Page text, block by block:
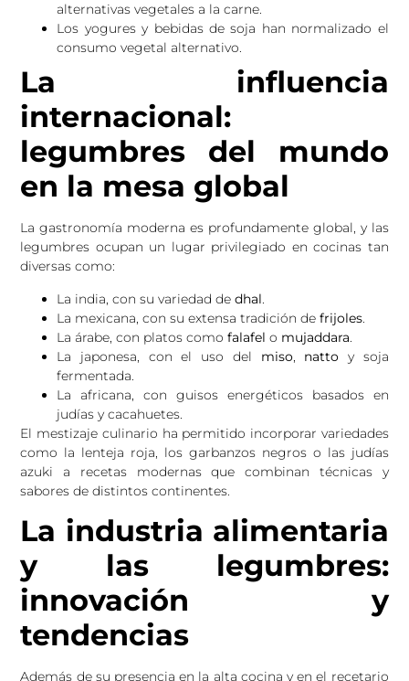
alternativas vegetales a la carne.
Los yogures y bebidas de soja han normalizado el
consumo vegetal alternativo.
La influencia
internacional:
legumbres del mundo
en la mesa global
La gastronomía moderna es profundamente global, y las
legumbres ocupan un lugar privilegiado en cocinas tan
diversas como:
La india, con su variedad dedhal
La mexicana, con su extensa tradición defrijoles
La árabe, con platos comofalafel o mujaddara
La japonesa, con el uso del miso, natto y soja
fermentada.
La africana, con guisos energéticos basados en
judías y cacahuetes.
El mestizaje culinario ha permitido incorporar variedades
como la lenteja roja, los garbanzos negros o las judías
azuki a recetas modernas que combinan técnicas y
sabores de distintos continentes.
La industria alimentaria
y las legumbres:
innovación y
tendencias
Además de su presencia en la alta cocina y en el recetario